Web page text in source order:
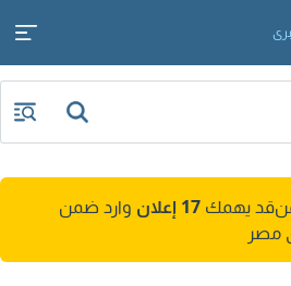
قد يهمك 17 إعلان
وارد ضمن
مصر